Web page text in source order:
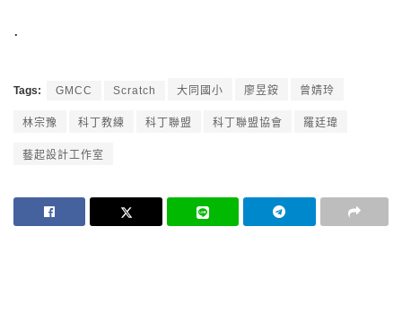
.
Tags: GMCC Scratch 大同國小 廖昱銨 曾婧玲
林宗豫 科丁教練 科丁聯盟 科丁聯盟協會 羅廷瑋
藝起設計工作室